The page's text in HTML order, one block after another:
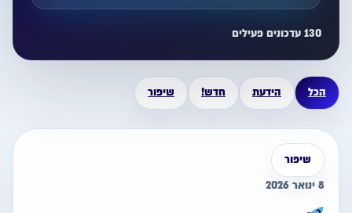
130 עדכונים פעילים
הכל הידעת חדש! שיפור
שיפור
8 ינואר 2026